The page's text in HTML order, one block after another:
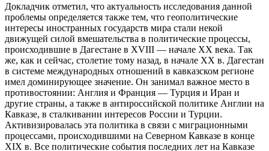
Докладчик отметил, что актуальность исследования данной
проблемы определяется также тем, что геополитические
интересы иностранных государств мира стали некой
движущей силой вмешательства в политические процессы,
происходившие в Дагестане в XVIII — начале XX века. Так
же, как и сейчас, столетие тому назад, в начале XX в. Дагестан
в системе международных отношений в кавказском регионе
имел доминирующее значение. Он занимал важное место в
противостоянии: Англия и Франция — Турция и Иран и
другие страны, а также в антироссийской политике Англии на
Кавказе, в сталкивании интересов России и Турции.
Активизировалась эта политика в связи с миграционными
процессами, происходившими на Северном Кавказе в конце
XIX в. Все политические события последних лет на Кавказе